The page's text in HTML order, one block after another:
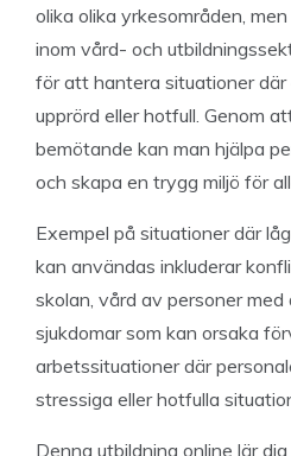
olika olika yrkesområden,
inom vård- och
för att hantera situationer där
upprörd eller hotfull. Genom
bemötande kan man hjälpa
och skapa en trygg miljö för
Exempel på situationer där
kan användas inkluderar
skolan, vård av personer med
sjukdomar som kan orsaka
arbetssituationer där
stressiga eller hotfulla
Denna utbildning online lär